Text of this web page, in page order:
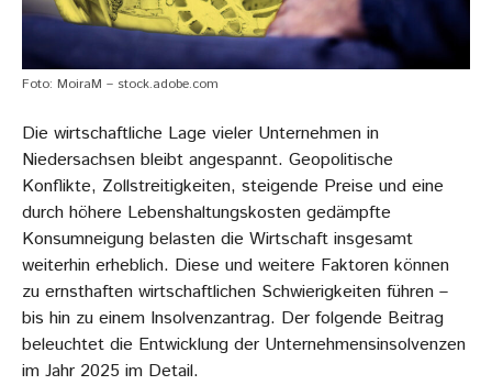
Foto: MoiraM – stock.adobe.com
Die wirtschaftliche Lage vieler Unternehmen in
Niedersachsen bleibt angespannt. Geopolitische
Konflikte, Zollstreitigkeiten, steigende Preise und eine
durch höhere Lebenshaltungskosten gedämpfte
Konsumneigung belasten die Wirtschaft insgesamt
weiterhin erheblich. Diese und weitere Faktoren können
zu ernsthaften wirtschaftlichen Schwierigkeiten führen –
bis hin zu einem Insolvenzantrag. Der folgende Beitrag
beleuchtet die Entwicklung der Unternehmensinsolvenzen
im Jahr 2025 im Detail.